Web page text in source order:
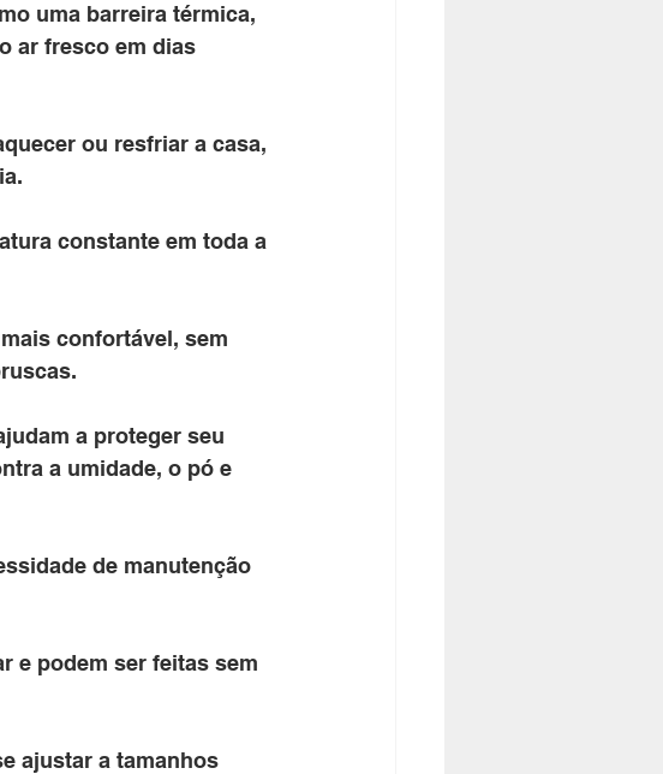
uma barreira térmica,
ar fresco em dias
ou resfriar a casa,
constante em toda a
confortável, sem
a proteger seu
a umidade, o pó e
de manutenção
e podem ser feitas sem
ajustar a tamanhos